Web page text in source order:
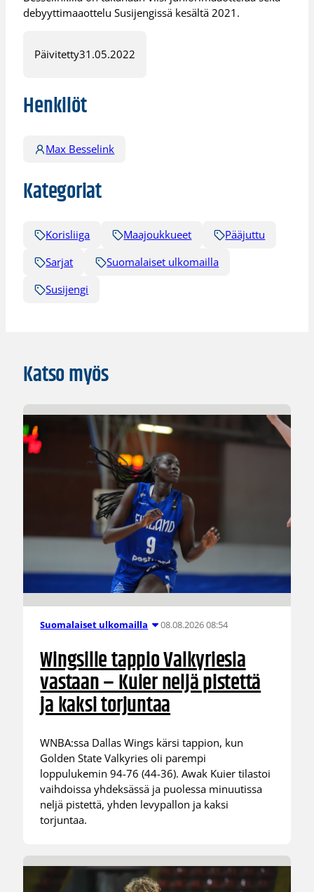
debyyttimaaottelu Susijengissä kesältä 2021.
Päivitetty31.05.2022
Henkilöt
Max Besselink
Kategoriat
Korisliiga Maajoukkueet
Pääjuttu
Sarjat
Suomalaiset ulkomailla
Susijengi
Katso myös
Suomalaiset ulkomailla 08.08.2026 08:54
Wingsille tappio Valkyriesia
vastaan – Kuier neljä pistettä
ja kaksi torjuntaa
WNBA:ssa Dallas Wings kärsi tappion, kun
Golden State Valkyries oli parempi
loppulukemin 94-76 (44-36). Awak Kuier tilastoi
vaihdoissa yhdeksässä ja puolessa minuutissa
neljä pistettä, yhden levypallon ja kaksi
torjuntaa.